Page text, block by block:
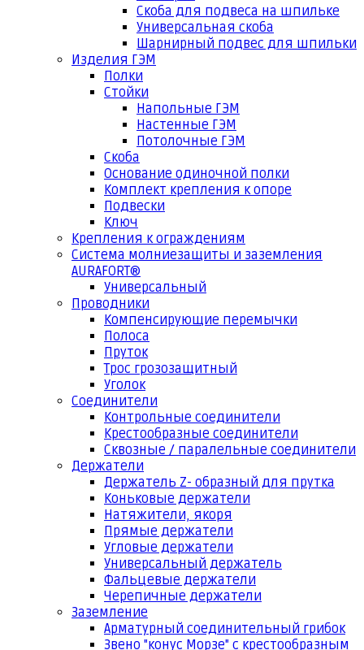
Скоба для подвеса на шпильке
Универсальная скоба
Шарнирный подвес для шпильки
Изделия ГЭМ
Полки
Стойки
Напольные ГЭМ
Настенные ГЭМ
Потолочные ГЭМ
Скоба
Основание одиночной полки
Комплект крепления к опоре
Подвески
Ключ
Крепления к ограждениям
Система молниезащиты и заземления
AURAFORT®
Универсальный
Проводники
Компенсирующие перемычки
Полоса
Пруток
Трос грозозащитный
Уголок
Соединители
Контрольные соединители
Крестообразные соединители
Сквозные / паралельные соединители
Держатели
Держатель Z- образный для прутка
Коньковые держатели
Натяжители, якоря
Прямые держатели
Угловые держатели
Универсальный держатель
Фальцевые держатели
Черепичные держатели
Заземление
Арматурный соединительный грибок
Звено "конус Морзе" с крестообразным